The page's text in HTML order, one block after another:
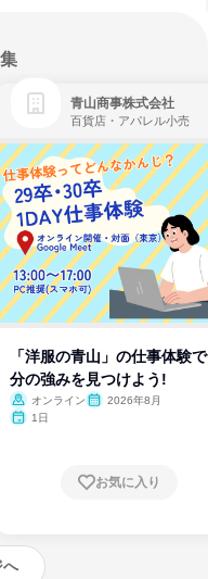
青山商事株式会社
百貨店・アパレル小売
「洋服の青山」の仕事体験
分の強みを見つけよう!
オンライン
2026年8月
1日
お気に入り
へ